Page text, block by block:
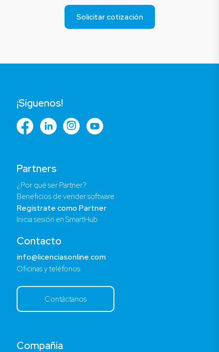
Solicitar cotización
Compañía
Partners
¿Por qué ser Partner?
Beneficios de vender software
Regístrate como Partner
Inicia sesión en SmartHub
Contacto
info@licenciasonline.com
Oficinas y teléfonos
Contáctanos
¡Síguenos!